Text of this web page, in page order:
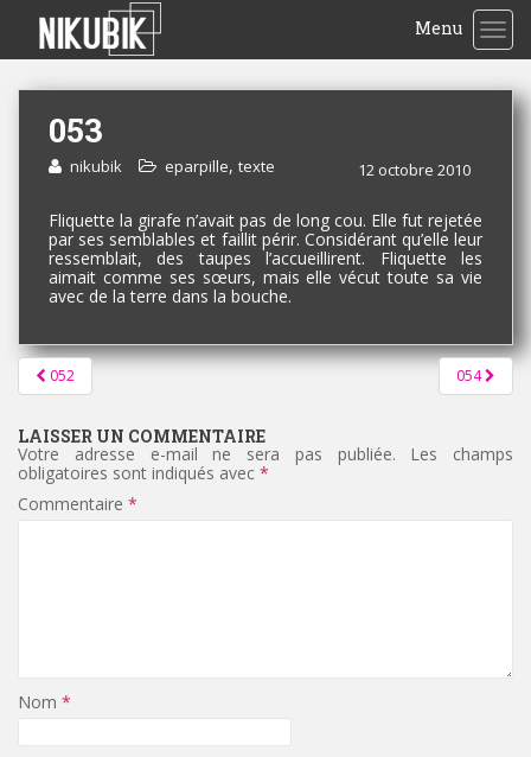
Menu
053
12 octobre 2010
nikubik eparpille, texte
Fliquette la girafe n’avait pas de long cou. Elle fut rejetée
par ses semblables et faillit périr. Considérant qu’elle leur
ressemblait, des taupes l’accueillirent. Fliquette les
aimait comme ses sœurs, mais elle vécut toute sa vie
avec de la terre dans la bouche.
Pagination
d'article
052 054
LAISSER UN COMMENTAIRE
Votre adresse e-mail ne sera pas publiée.
Les champs
obligatoires sont indiqués avec *
Commentaire *
Nom *